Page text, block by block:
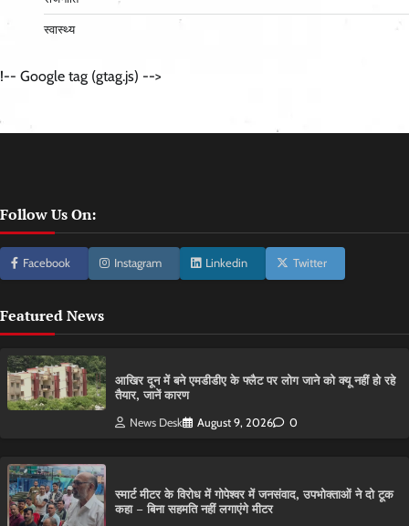
स्वास्थ्य
!-- Google tag (gtag.js) -->
Follow Us On:
Facebook Instagram Linkedin Twitter
Featured News
आ​खिर दून में बने एमडीडीए के फ्लैट पर लोग जाने को क्यू नहीं हो रहे
तैयार, जानें कारण
News Desk August 9, 2026 0
स्मार्ट मीटर के विरोध में गोपेश्वर में जनसंवाद, उपभोक्ताओं ने दो टूक
कहा – बिना सहमति नहीं लगाएंगे मीटर